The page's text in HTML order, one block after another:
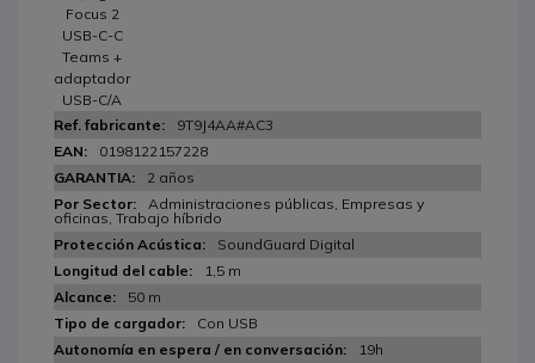
Focus 2
USB-C-C
Teams +
adaptador
USB-C/A
9T9J4AA#AC3
0198122157228
2 años
Administraciones públicas, Empresas y
oficinas, Trabajo híbrido
SoundGuard Digital
1,5 m
50 m
Con USB
19h